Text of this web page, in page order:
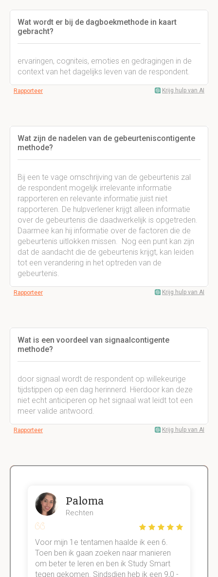
Wat wordt er bij de dagboekmethode in kaart
gebracht?
ervaringen, cogniteis, emoties en gedragingen in de
context van het dagelijks leven van de respondent.
Rapporteer Krijg hulp van AI
Wat zijn de nadelen van de gebeurteniscontigente
methode?
Bij een te vage omschrijving van de gebeurtenis zal
de respondent mogelijk irrelevante informatie
rapporteren en relevante informatie juist niet
rapporteren. De hulpverlener krijgt alleen informatie
over de gebeurtenis die daadwerkelijk is opgetreden.
Daarmee kan hij informatie over de factoren die de
gebeurtenis uitlokken missen. Nog een punt kan zijn
dat de aandacht die de gebeurtenis krijgt, kan leiden
tot een verandering in het optreden van de
gebeurtenis.
Rapporteer Krijg hulp van AI
Wat is een voordeel van signaalcontigente
methode?
door signaal wordt de respondent op willekeurige
tijdstippen op een dag herinnerd. Hierdoor kan deze
niet echt anticiperen op het signaal wat leidt tot een
meer valide antwoord.
Rapporteer Krijg hulp van AI
Paloma
Rechten
Voor mijn 1e tentamen haalde ik een 6.
Toen ben ik gaan zoeken naar manieren
om beter te leren en ben ik Study Smart
tegen gekomen. Sindsdien heb ik een 9,0 -